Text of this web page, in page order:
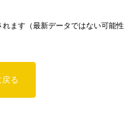
ます（最新データではない可能性
る